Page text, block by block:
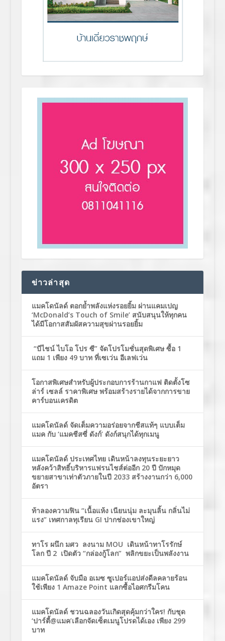
ข่าวล่าสุด
แมคโดนัลด์ ตอกย้ำพลังแห่งรอยยิ้ม ผ่านแคมเปญ
‘McDonald’s Touch of Smile’ สนับสนุนให้ทุกคน
ได้มีโอกาสสัมผัสความสุขผ่านรอยยิ้ม
“บีไชน์ ไบโอ โปร ซี” จัดโปรโมชั่นสุดพิเศษ ซื้อ 1
แถม 1 เพียง 49 บาท ที่เซเว่น อีเลฟเว่น
โอกาสพิเศษสำหรับผู้ประกอบการร้านกาแฟ ติดตั้งโซ
ล่าร์ เซลล์ ราคาพิเศษ พร้อมสร้างรายได้จากการขาย
คาร์บอนเครดิต
แมคโดนัลด์ จัดเต็มความอร่อยจากชีสแท้ๆ แบบเต็ม
แมค กับ ‘แมคชีสซี่ ดังก์’ ดังก์สนุกได้ทุกเมนู
แมคโดนัลด์ ประเทศไทย เดินหน้าลงทุนระยะยาว
หลังคว้าสิทธิ์บริหารแฟรนไชส์ต่ออีก 20 ปี ปักหมุด
ขยายสาขาเท่าตัวภายในปี 2033 สร้างงานกว่า 6,000
อัตรา
ท้าลองความฟิน “เนื้อแห้ง เนียนนุ่ม ละมุนลิ้น กลิ่นไม่
แรง” เทศกาลทุเรียน GI ปากช่องเขาใหญ่
ทาโร ผนึก มศว ลงนาม MOU เดินหน้าทาโรรักษ์
โลก ปี 2 เปิดตัว “กล่องกู้โลก” พลิกขยะเป็นพลังงาน
แมคโดนัลด์ จับมือ อเมซ ซูเปอร์แอปส่งดีลคลายร้อน
ใช้เพียง 1 Amaze Point แลกซื้อไอศกรีมโคน
แมคโดนัลด์ ชวนฉลองวันเกิดสุดคุ้มกว่าใคร! กับชุด
‘ปาร์ตี้@แมค’เลือกจัดเซ็ตเมนูโปรดได้เอง เพียง 299
บาท